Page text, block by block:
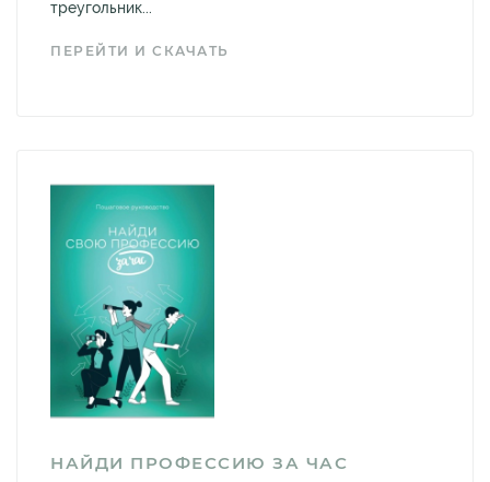
треугольник...
ПЕРЕЙТИ И СКАЧАТЬ
НАЙДИ ПРОФЕССИЮ ЗА ЧАС